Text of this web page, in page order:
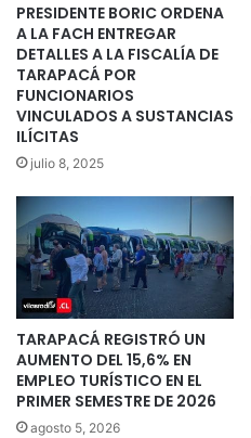
PRESIDENTE BORIC ORDENA
A LA FACH ENTREGAR
DETALLES A LA FISCALÍA DE
TARAPACÁ POR
FUNCIONARIOS
VINCULADOS A SUSTANCIAS
ILÍCITAS
julio 8, 2025
TARAPACÁ REGISTRÓ UN
AUMENTO DEL 15,6% EN
EMPLEO TURÍSTICO EN EL
PRIMER SEMESTRE DE 2026
agosto 5, 2026